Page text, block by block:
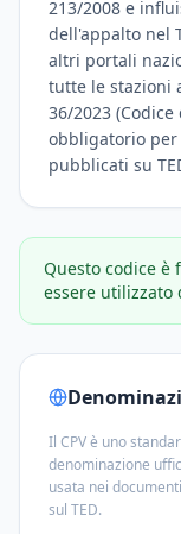
213/2008 e
dell'appalto nel
altri portali
tutte le stazioni
36/2023
obbligatorio
pubblicati su
Questo codice è
essere
Il CPV è uno
denominazione
usata nei
sul TED.